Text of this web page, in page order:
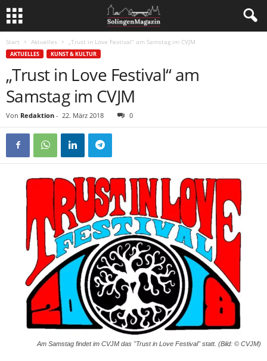
Start Aktuelles „Trust in Love Festival“ am Samstag im CVJM
AKTUELLES KUNST & KULTUR
„Trust in Love Festival“ am
Samstag im CVJM
Von Redaktion - 22. März 2018 0
Am Samstag findet im CVJM das "Trust in Love Festival" statt. (Bild: © CVJM)